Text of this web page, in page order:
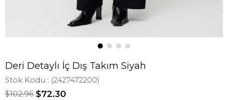
Deri Detaylı İç Dış Takım Siyah
Stok Kodu (2427472200)
$102.96 $72.30